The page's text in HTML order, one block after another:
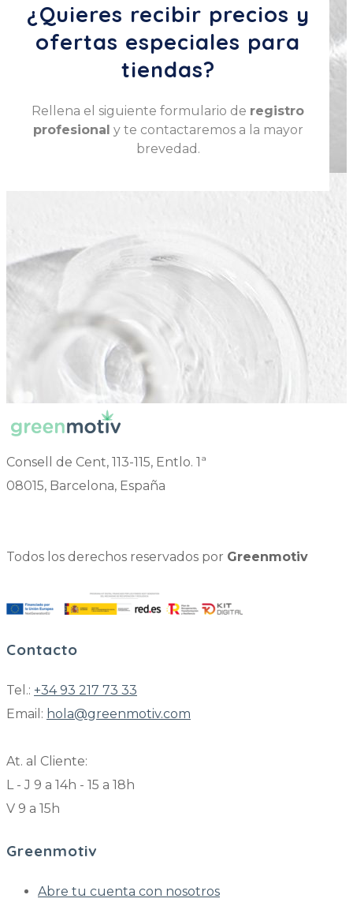
¿Quieres recibir precios y
ofertas especiales para
tiendas?
Rellena el siguiente formulario de registro
profesional y te contactaremos a la mayor
brevedad.
Consell de Cent, 113-115, Entlo. 1ª
08015, Barcelona, España
Todos los derechos reservados por Greenmotiv
Contacto
Tel.: +34 93 217 73 33
Email: hola@greenmotiv.com
At. al Cliente:
L - J 9 a 14h - 15 a 18h
V 9 a 15h
Greenmotiv
Abre tu cuenta con nosotros